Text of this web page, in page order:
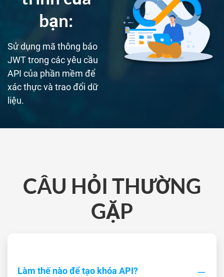
bạn:
Sử dụng mã thông báo
JWT trong các yêu cầu
API của phần mềm để
xác thực và trao đổi dữ
liệu.
CÂU HỎI THƯỜNG
GẶP
Làm thế nào để tạo khóa API?